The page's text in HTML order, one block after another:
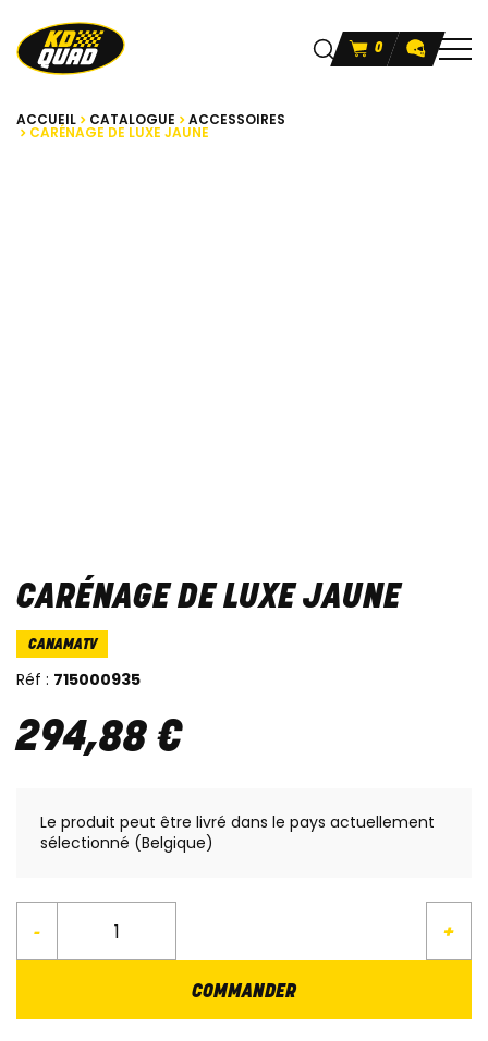
0
ACCUEIL CATALOGUE ACCESSOIRES
CARÉNAGE DE LUXE JAUNE
CARÉNAGE DE LUXE JAUNE
CANAMATV
Réf : 715000935
294,88 €
Le produit peut être livré dans le pays actuellement
sélectionné (Belgique)
- +
COMMANDER